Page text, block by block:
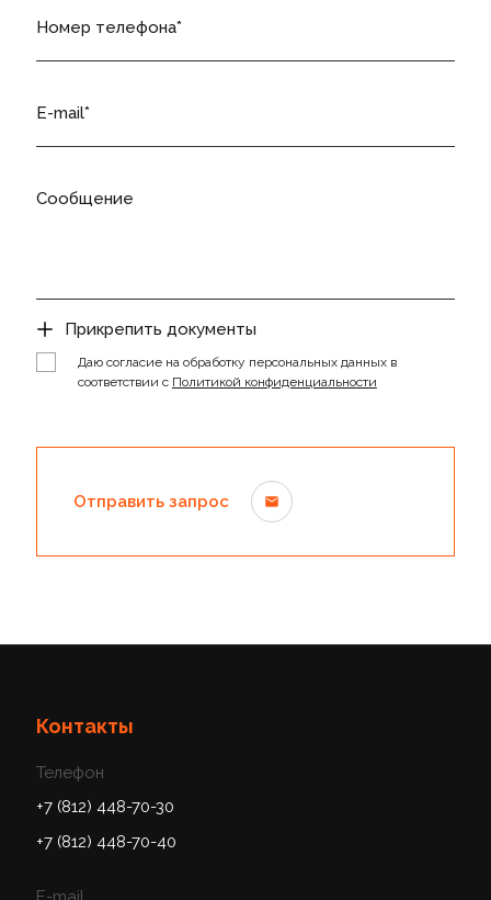
Номер телефона
E-mail
Сообщение
Прикрепить документы
Даю согласие на обработку персональных данных в
соответствии с Политикой конфиденциальности
Отправить запрос
Контакты
Телефон
+7 (812) 448-70-30
+7 (812) 448-70-40